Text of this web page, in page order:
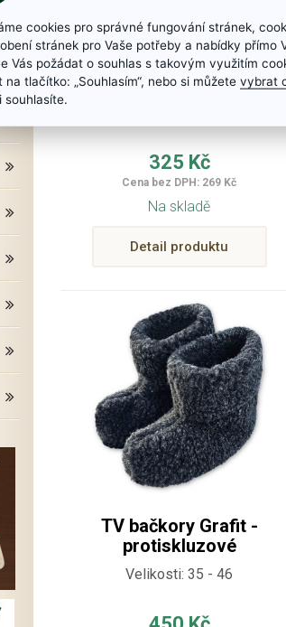
Kožené pantofle s
ovčí vlnou dámské,
325 Kč
Cena bez DPH: 269 Kč
Na skladě
Detail produktu
TV bačkory Grafit -
protiskluzové
Velikosti: 35 - 46
cookies pro správné fungování stránek,
stránek pro Vaše potřeby a nabídky přímo
Vás požádat o souhlas s takovým využitím
na tlačítko: „Souhlasím“, nebo si můžete vybrat
souhlasíte.